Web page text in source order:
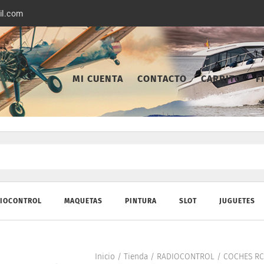
MI CUENTA CONTACTO CARRITO
MAQUETAS PINTURA SLOT JUGUETES
Inicio / Tienda/ RADIOCONTROL/ COCHES RC